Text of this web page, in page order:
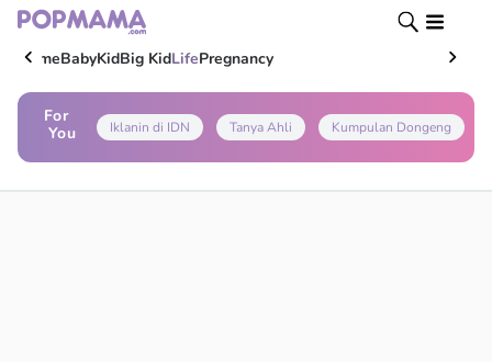
HomeBabyKidBig KidLifePregnancy
For
You
Iklanin di IDN Tanya Ahli Kumpulan Dongeng